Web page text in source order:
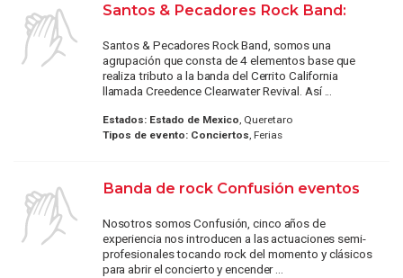
Santos & Pecadores Rock Band:
Santos & Pecadores Rock Band, somos una
agrupación que consta de 4 elementos base que
realiza tributo a la banda del Cerrito California
llamada Creedence Clearwater Revival. Así ...
Estados: Estado de Mexico, Queretaro
Tipos de evento: Conciertos, Ferias
Banda de rock Confusión eventos
Nosotros somos Confusión, cinco años de
experiencia nos introducen a las actuaciones semi-
profesionales tocando rock del momento y clásicos
para abrir el concierto y encender ...